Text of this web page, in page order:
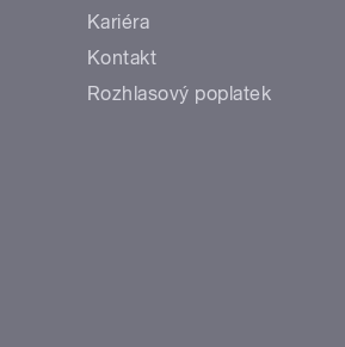
Kariéra
Kontakt
Rozhlasový poplatek